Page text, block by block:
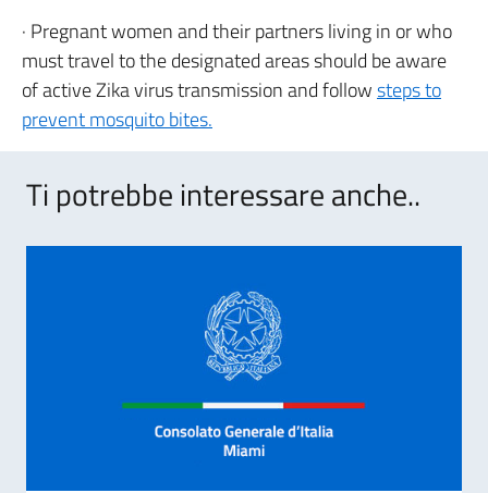
· Pregnant women and their partners living in or who
must travel to the designated areas should be aware
of active Zika virus transmission and followsteps to
prevent mosquito bites.
Ti potrebbe interessare anche..